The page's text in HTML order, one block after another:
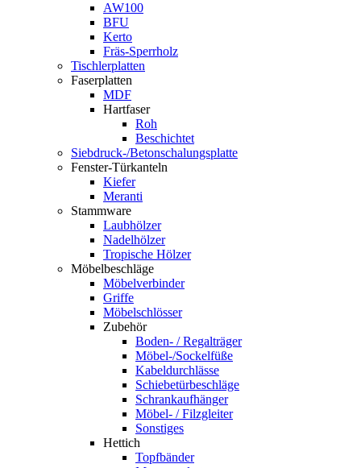
AW100
BFU
Kerto
Fräs-Sperrholz
Tischlerplatten
Faserplatten
MDF
Hartfaser
Roh
Beschichtet
Siebdruck-/Betonschalungsplatte
Fenster-Türkanteln
Kiefer
Meranti
Stammware
Laubhölzer
Nadelhölzer
Tropische Hölzer
Möbelbeschläge
Möbelverbinder
Griffe
Möbelschlösser
Zubehör
Boden- / Regalträger
Möbel-/Sockelfüße
Kabeldurchlässe
Schiebetürbeschläge
Schrankaufhänger
Möbel- / Filzgleiter
Sonstiges
Hettich
Topfbänder